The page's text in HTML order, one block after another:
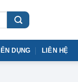
DỤNG LIÊN HỆ